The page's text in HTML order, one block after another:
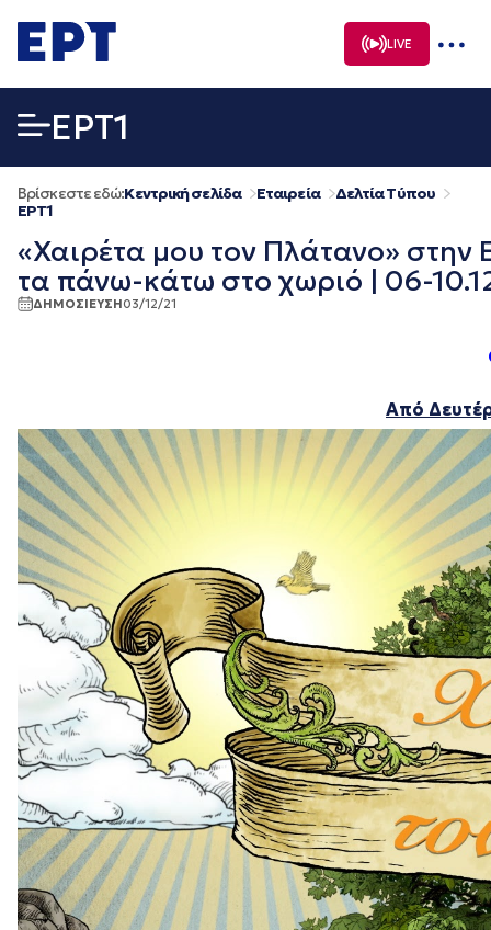
σε
περιεχόμενο
LIVE
EΡΤ1
Βρίσκεστε εδώ:Κεντρική σελίδα Εταιρεία
Δελτία Τύπου
EΡΤ1
«Χαιρέτα μου τον Πλάτανο»
τα πάνω-κάτω στο χωριό | 06-
ΔΗΜΟΣΙΕΥΣΗ03/12/21
Από